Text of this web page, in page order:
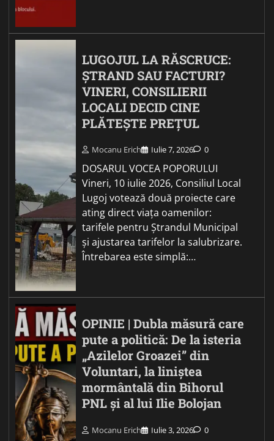
LUGOJUL LA RĂSCRUCE:
ȘTRAND SAU FACTURI?
VINERI, CONSILIERII
LOCALI DECID CINE
PLĂTEȘTE PREȚUL
Mocanu Erich Iulie 7, 2026 0
DOSARUL VOCEA POPORULUI
Vineri, 10 iulie 2026, Consiliul Local
Lugoj votează două proiecte care
ating direct viața oamenilor:
tarifele pentru Ștrandul Municipal
și ajustarea tarifelor la salubrizare.
Întrebarea este simplă:…
OPINIE | Dubla măsură care
pute a politică: De la isteria
„Azilelor Groazei” din
Voluntari, la liniștea
mormântală din Bihorul
PNL și al lui Ilie Bolojan
Mocanu Erich Iulie 3, 2026 0